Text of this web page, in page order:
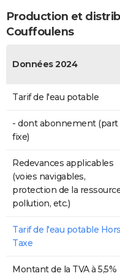
Production et
Couffoulens
Données 2024
Tarif de l'eau potable
- dont abonnement (part
fixe)
Redevances applicables
(voies navigables,
protection de la
pollution, etc.)
Tarif de l'eau potable Hors
Taxe
Montant de la TVA à 5,5%